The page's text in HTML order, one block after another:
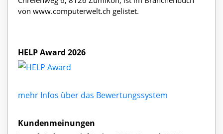
von www.computerwelt.ch gelistet.
HELP Award 2026
mehr Infos über das Bewertungssystem
Kundenmeinungen